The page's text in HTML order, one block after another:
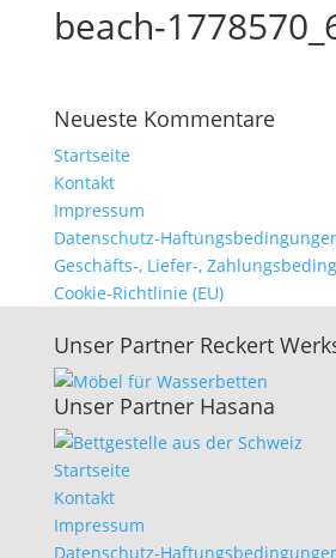
beach-
Neueste Kommentare
Startseite
Kontakt
Impressum
Datenschutz-
Geschäfts-, Liefer-,
Cookie-Richtlinie (EU)
Unser Partner Reckert
Unser Partner Hasana
Startseite
Kontakt
Impressum
Datenschutz-